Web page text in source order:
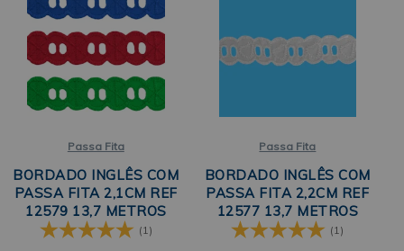
Passa Fita
BORDADO INGLÊS COM
PASSA FITA 2,1CM REF
12579 13,7 METROS
TRADER
(1)
Passa Fita
BORDADO INGLÊS COM
PASSA FITA 2,2CM REF
12577 13,7 METROS
TRADER
(1)